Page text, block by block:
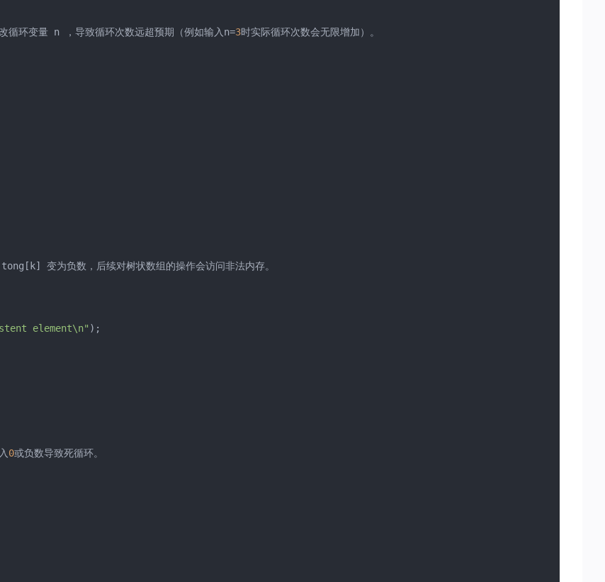
环变量 n ，导致循环次数远超预期（例如输入n=3时实际循环次数会无限增加）。
变为负数，后续对树状数组的操作会访问非法内存。
element\n" );
0或负数导致死循环。